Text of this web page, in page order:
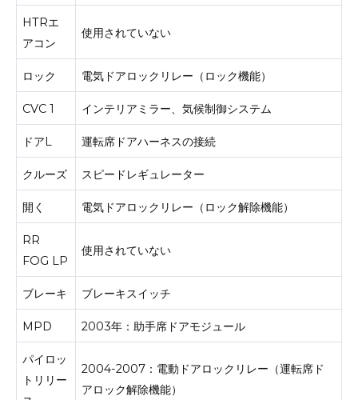
HTRエ
アコン
使用されていない
ロック 電気ドアロックリレー（ロック機能）
CVC 1 インテリアミラー、気候制御システム
ドアL 運転席ドアハーネスの接続
クルーズ スピードレギュレーター
開く 電気ドアロックリレー（ロック解除機能）
RR
FOG LP
使用されていない
ブレーキ ブレーキスイッチ
MPD 2003年：助手席ドアモジュール
パイロッ
トリリー
2004-2007：電動ドアロックリレー（運転席ド
アロック解除機能）